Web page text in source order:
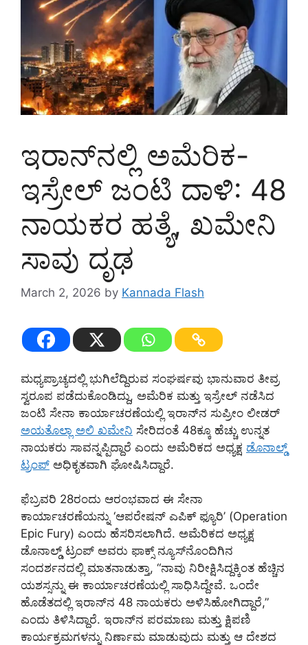
ಇರಾನ್‌ನಲ್ಲಿ ಅಮೆರಿಕ-
ಇಸ್ರೇಲ್ ಜಂಟಿ ದಾಳಿ: 48
ನಾಯಕರ ಹತ್ಯೆ, ಖಮೇನಿ
ಸಾವು ದೃಢ
March 2, 2026 by Kannada Flash
ಮಧ್ಯಪ್ರಾಚ್ಯದಲ್ಲಿ ಭುಗಿಲೆದ್ದಿರುವ ಸಂಘರ್ಷವು ಭಾನುವಾರ ತೀವ್ರ
ಸ್ವರೂಪ ಪಡೆದುಕೊಂಡಿದ್ದು, ಅಮೆರಿಕ ಮತ್ತು ಇಸ್ರೇಲ್ ನಡೆಸಿದ
ಜಂಟಿ ಸೇನಾ ಕಾರ್ಯಾಚರಣೆಯಲ್ಲಿ ಇರಾನ್‌ನ ಸುಪ್ರೀಂ ಲೀಡರ್
ಅಯತೊಲ್ಲಾ ಅಲಿ ಖಮೇನಿ ಸೇರಿದಂತೆ 48ಕ್ಕೂ ಹೆಚ್ಚು ಉನ್ನತ
ನಾಯಕರು ಸಾವನ್ನಪ್ಪಿದ್ದಾರೆ ಎಂದು ಅಮೆರಿಕದ ಅಧ್ಯಕ್ಷ ಡೊನಾಲ್ಡ್
ಟ್ರಂಪ್ ಅಧಿಕೃತವಾಗಿ ಘೋಷಿಸಿದ್ದಾರೆ.
ಫೆಬ್ರವರಿ 28ರಂದು ಆರಂಭವಾದ ಈ ಸೇನಾ
ಕಾರ್ಯಾಚರಣೆಯನ್ನು ‘ಆಪರೇಷನ್ ಎಪಿಕ್ ಫ್ಯೂರಿ’ (Operation
Epic Fury) ಎಂದು ಹೆಸರಿಸಲಾಗಿದೆ. ಅಮೆರಿಕದ ಅಧ್ಯಕ್ಷ
ಡೊನಾಲ್ಡ್ ಟ್ರಂಪ್ ಅವರು ಫಾಕ್ಸ್ ನ್ಯೂಸ್‌ನೊಂದಿಗಿನ
ಸಂದರ್ಶನದಲ್ಲಿ ಮಾತನಾಡುತ್ತಾ, “ನಾವು ನಿರೀಕ್ಷಿಸಿದ್ದಕ್ಕಿಂತ ಹೆಚ್ಚಿನ
ಯಶಸ್ಸನ್ನು ಈ ಕಾರ್ಯಾಚರಣೆಯಲ್ಲಿ ಸಾಧಿಸಿದ್ದೇವೆ. ಒಂದೇ
ಹೊಡೆತದಲ್ಲಿ ಇರಾನ್‌ನ 48 ನಾಯಕರು ಅಳಿಸಿಹೋಗಿದ್ದಾರೆ,”
ಎಂದು ತಿಳಿಸಿದ್ದಾರೆ. ಇರಾನ್‌ನ ಪರಮಾಣು ಮತ್ತು ಕ್ಷಿಪಣಿ
ಕಾರ್ಯಕ್ರಮಗಳನ್ನು ನಿರ್ಣಾಮ ಮಾಡುವುದು ಮತ್ತು ಆ ದೇಶದ